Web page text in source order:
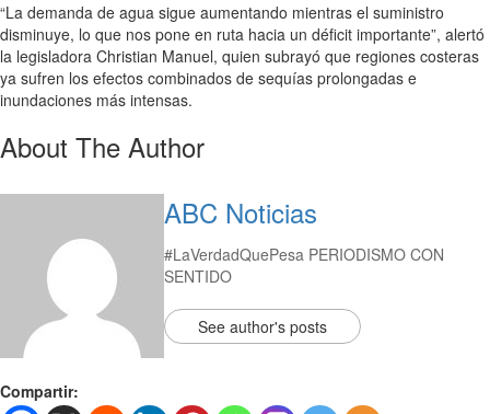
“La demanda de agua sigue aumentando mientras el suministro
disminuye, lo que nos pone en ruta hacia un déficit importante”, alertó
la legisladora Christian Manuel, quien subrayó que regiones costeras
ya sufren los efectos combinados de sequías prolongadas e
inundaciones más intensas.
About The Author
ABC Noticias
#LaVerdadQuePesa PERIODISMO CON
SENTIDO
See author's posts
Compartir: